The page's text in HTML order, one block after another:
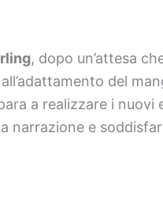
, dopo un’attesa
del
a realizzare i nuovi
narrazione e